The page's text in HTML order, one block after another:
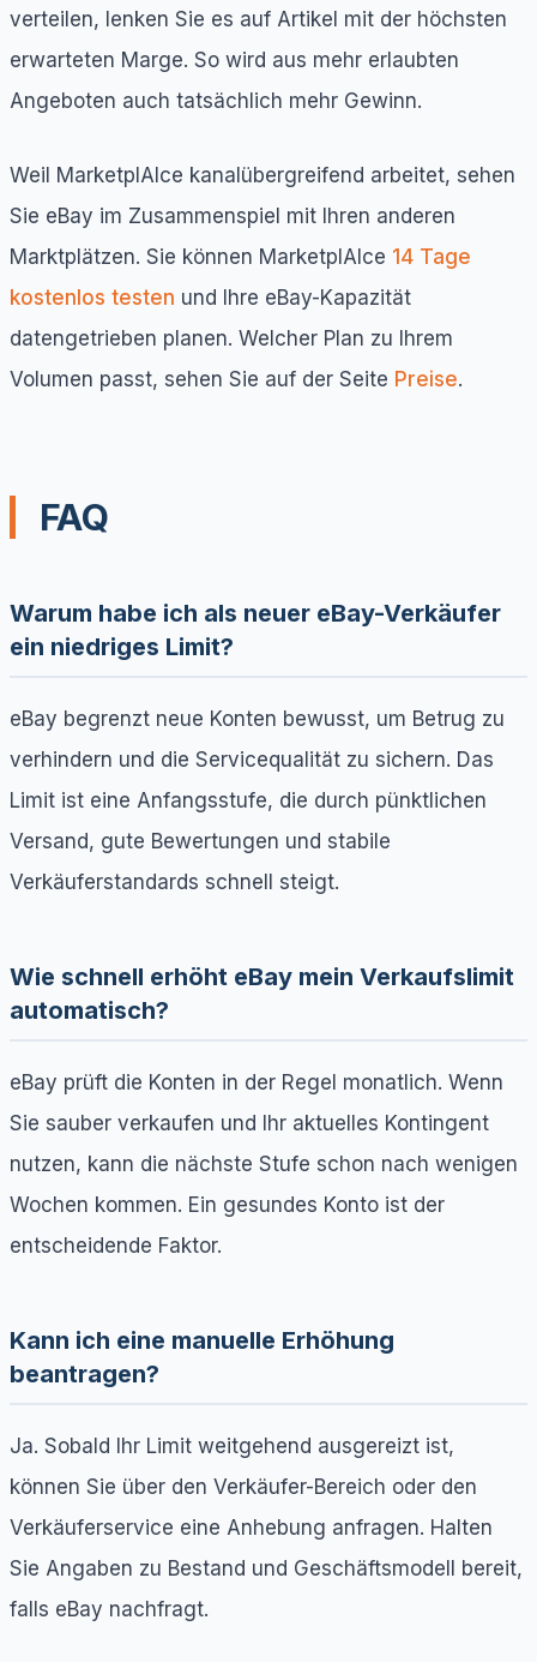
verteilen, lenken Sie es auf Artikel mit der höchsten
erwarteten Marge. So wird aus mehr erlaubten
Angeboten auch tatsächlich mehr Gewinn.
Weil MarketplAIce kanalübergreifend arbeitet, sehen
Sie eBay im Zusammenspiel mit Ihren anderen
Marktplätzen. Sie können MarketplAIce 14 Tage
kostenlos testen und Ihre eBay-Kapazität
datengetrieben planen. Welcher Plan zu Ihrem
Volumen passt, sehen Sie auf der Seite Preise.
FAQ
Warum habe ich als neuer eBay-Verkäufer
ein niedriges Limit?
eBay begrenzt neue Konten bewusst, um Betrug zu
verhindern und die Servicequalität zu sichern. Das
Limit ist eine Anfangsstufe, die durch pünktlichen
Versand, gute Bewertungen und stabile
Verkäuferstandards schnell steigt.
Wie schnell erhöht eBay mein Verkaufslimit
automatisch?
eBay prüft die Konten in der Regel monatlich. Wenn
Sie sauber verkaufen und Ihr aktuelles Kontingent
nutzen, kann die nächste Stufe schon nach wenigen
Wochen kommen. Ein gesundes Konto ist der
entscheidende Faktor.
Kann ich eine manuelle Erhöhung
beantragen?
Ja. Sobald Ihr Limit weitgehend ausgereizt ist,
können Sie über den Verkäufer-Bereich oder den
Verkäuferservice eine Anhebung anfragen. Halten
Sie Angaben zu Bestand und Geschäftsmodell bereit,
falls eBay nachfragt.